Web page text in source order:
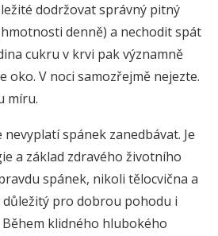
dodržovat správný pitný
denně) a nechodit spát
cukru v krvi pak významně
oko. V noci samozřejmě nejezte.
míru.
spánek zanedbávat. Je
a základ zdravého životního
spánek, nikoli tělocvična a
důležitý pro dobrou pohodu i
klidného hlubokého